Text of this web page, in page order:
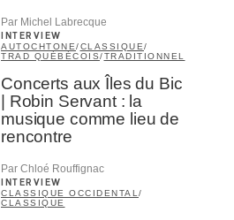
Par Michel Labrecque
INTERVIEW
AUTOCHTONE/CLASSIQUE/
TRAD QUÉBÉCOIS/TRADITIONNEL
Concerts aux Îles du Bic
| Robin Servant : la
musique comme lieu de
rencontre
Par Chloé Rouffignac
INTERVIEW
CLASSIQUE OCCIDENTAL/
CLASSIQUE